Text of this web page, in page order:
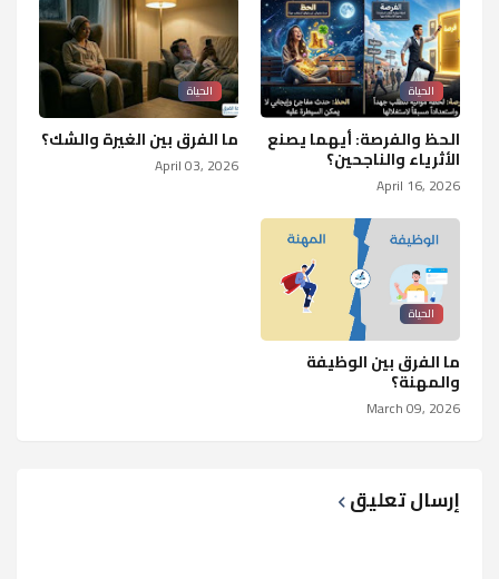
الحياة
الحظ والفرصة: أيهما يصنع
الأثرياء والناجحين؟
April 16, 2026
الحياة
ما الفرق بين الغيرة والشك؟
April 03, 2026
الحياة
ما الفرق بين الوظيفة
والمهنة؟
March 09, 2026
إرسال تعليق